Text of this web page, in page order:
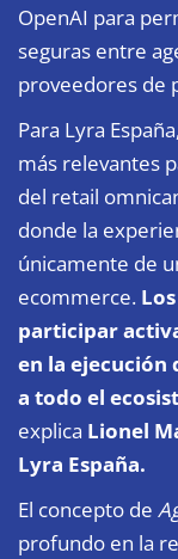
OpenAI para
seguras entre
proveedores de
Para Lyra
más relevantes
del retail
donde la
únicamente de
ecommerce.
participar
en la ejecución
a todo el
explica Lionel
Lyra España.
El concepto de
profundo en la